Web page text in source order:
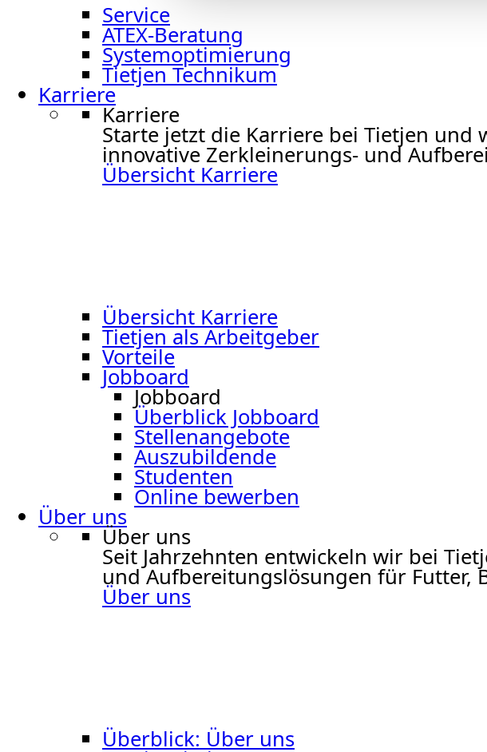
Service
ATEX-Beratung
Systemoptimierung
Tietjen Technikum
Karriere
Karriere
Starte jetzt die Karriere bei Tietjen und
innovative Zerkleinerungs- und
Übersicht Karriere
Übersicht Karriere
Tietjen als Arbeitgeber
Vorteile
Jobboard
Jobboard
Überblick Jobboard
Stellenangebote
Auszubildende
Studenten
Online bewerben
Über uns
Über uns
Seit Jahrzehnten entwickeln wir bei
und Aufbereitungslösungen für Futter,
Über uns
Überblick: Über uns